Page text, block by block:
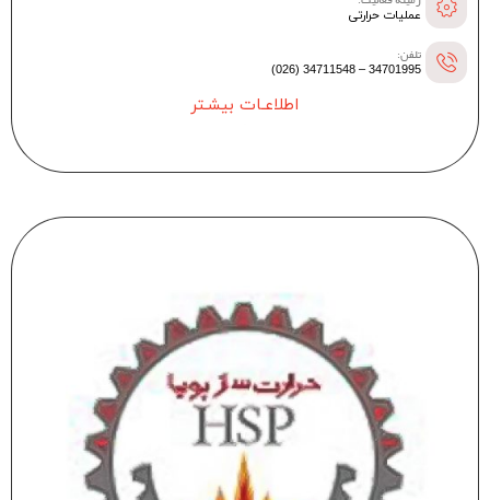
عملیات حرارتی
تلفن:
34701995 – 34711548 (026)
اطلاعـات بیشـتر